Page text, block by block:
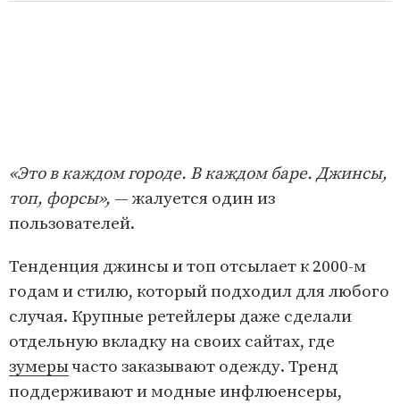
«Это в каждом городе. В каждом баре. Джинсы,
топ, форсы», — жалуется один из
пользователей.
Тенденция джинсы и топ отсылает к 2000-м
годам и стилю, который подходил для любого
случая. Крупные ретейлеры даже сделали
отдельную вкладку на своих сайтах, где
зумерычасто заказывают одежду. Тренд
поддерживают и модные инфлюенсеры,